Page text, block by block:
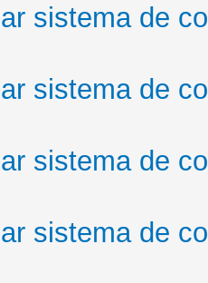
sistema de
sistema de
sistema de
sistema de